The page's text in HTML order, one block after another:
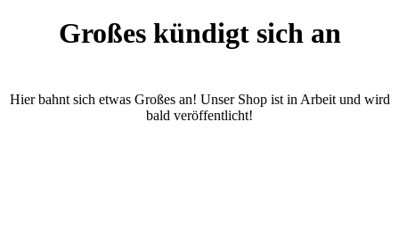
Großes kündigt sich an
Hier bahnt sich etwas Großes an! Unser Shop ist in Arbeit und wird
bald veröffentlicht!